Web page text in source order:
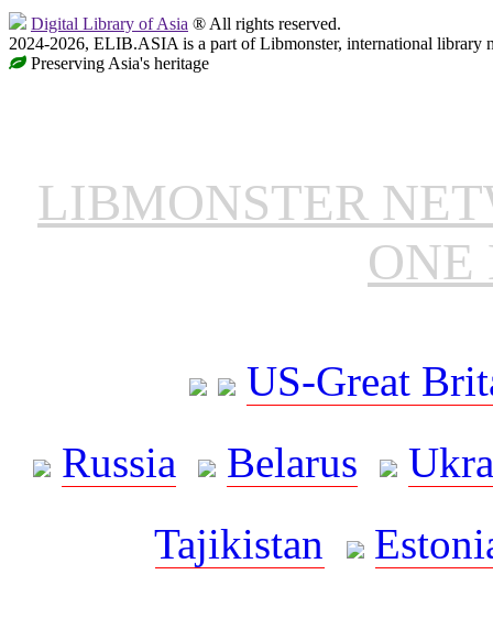
Digital Library of Asia ® All rights reserved.
2024-2026, ELIB.ASIA is a part of Libmonster, international library
Preserving Asia's heritage
LIBMONSTER
ONE
US-Great
Russia
Belarus
Tajikistan